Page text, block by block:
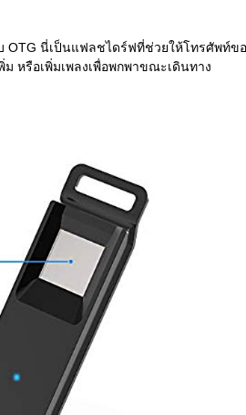
OTG นี่เป็นแฟลชไดร์ฟที่ช่วยให้โทรศัพท์ข
หรือเพิ่มเพลงเพื่อพกพาขณะเดินทาง